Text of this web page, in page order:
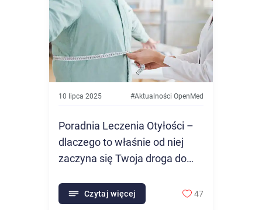
10 lipca 2025 #Aktualności OpenMed
Poradnia Leczenia Otyłości –
dlaczego to właśnie od niej
zaczyna się Twoja droga do
Czytaj więcej 47